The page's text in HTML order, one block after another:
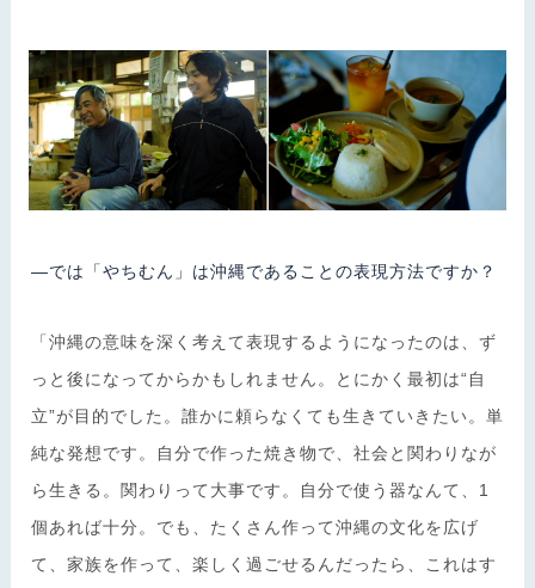
―では「やちむん」は沖縄であることの表現方法ですか？
「沖縄の意味を深く考えて表現するようになったのは、ず
っと後になってからかもしれません。とにかく最初は“自
立”が目的でした。誰かに頼らなくても生きていきたい。単
純な発想です。自分で作った焼き物で、社会と関わりなが
ら生きる。関わりって大事です。自分で使う器なんて、1
個あれば十分。でも、たくさん作って沖縄の文化を広げ
て、家族を作って、楽しく過ごせるんだったら、これはす